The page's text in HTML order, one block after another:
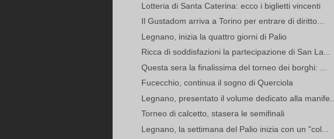
Lotteria di Santa Caterina: ecco i biglietti vincenti
Il Gustadom arriva a Torino per entrare di diritto...
Legnano, inizia la quattro giorni di Palio
Ricca di soddisfazioni la partecipazione di San La...
Questa sera la finalissima del torneo dei borghi: ...
Fucecchio, continua il sogno di Querciola
Legnano, presentato il volume dedicato alla manife...
Torneo di calcetto, stasera le semifinali
Legnano, la settimana del Palio inizia con un "col...